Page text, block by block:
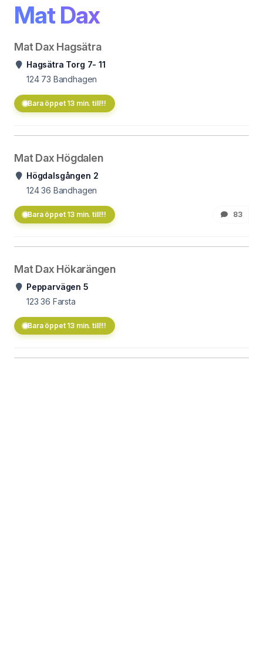
Mat Dax
Mat Dax Hagsätra
Hagsätra Torg 7- 11
124 73 Bandhagen
Bara öppet 13 min. till!!!
Mat Dax Högdalen
Högdalsgången 2
124 36 Bandhagen
Bara öppet 13 min. till!!! 83
Mat Dax Hökarängen
Pepparvägen 5
123 36 Farsta
Bara öppet 13 min. till!!!